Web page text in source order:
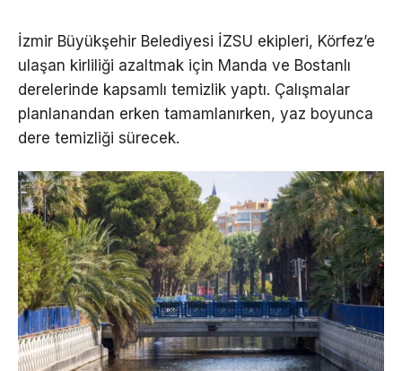
İzmir Büyükşehir Belediyesi İZSU ekipleri, Körfez’e
ulaşan kirliliği azaltmak için Manda ve Bostanlı
derelerinde kapsamlı temizlik yaptı. Çalışmalar
planlanandan erken tamamlanırken, yaz boyunca
dere temizliği sürecek.